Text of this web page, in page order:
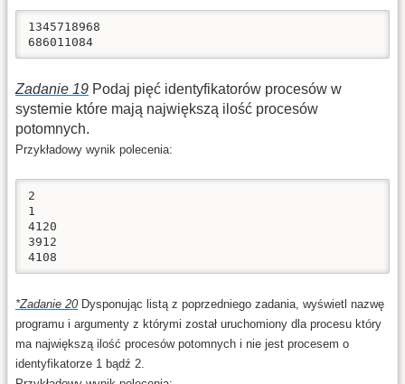
1345718968
686011084
Zadanie 19 Podaj pięć identyfikatorów procesów w
systemie które mają największą ilość procesów
potomnych.
Przykładowy wynik polecenia:
2
1
4120
3912
4108
Zadanie 20 Dysponując listą z poprzedniego zadania, wyświetl nazwę
programu i argumenty z którymi został uruchomiony dla procesu który
ma największą ilość procesów potomnych i nie jest procesem o
identyfikatorze 1 bądź 2.